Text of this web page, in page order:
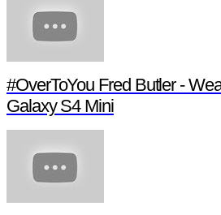
#OverToYou Fred Butler -
Galaxy S4 Mini